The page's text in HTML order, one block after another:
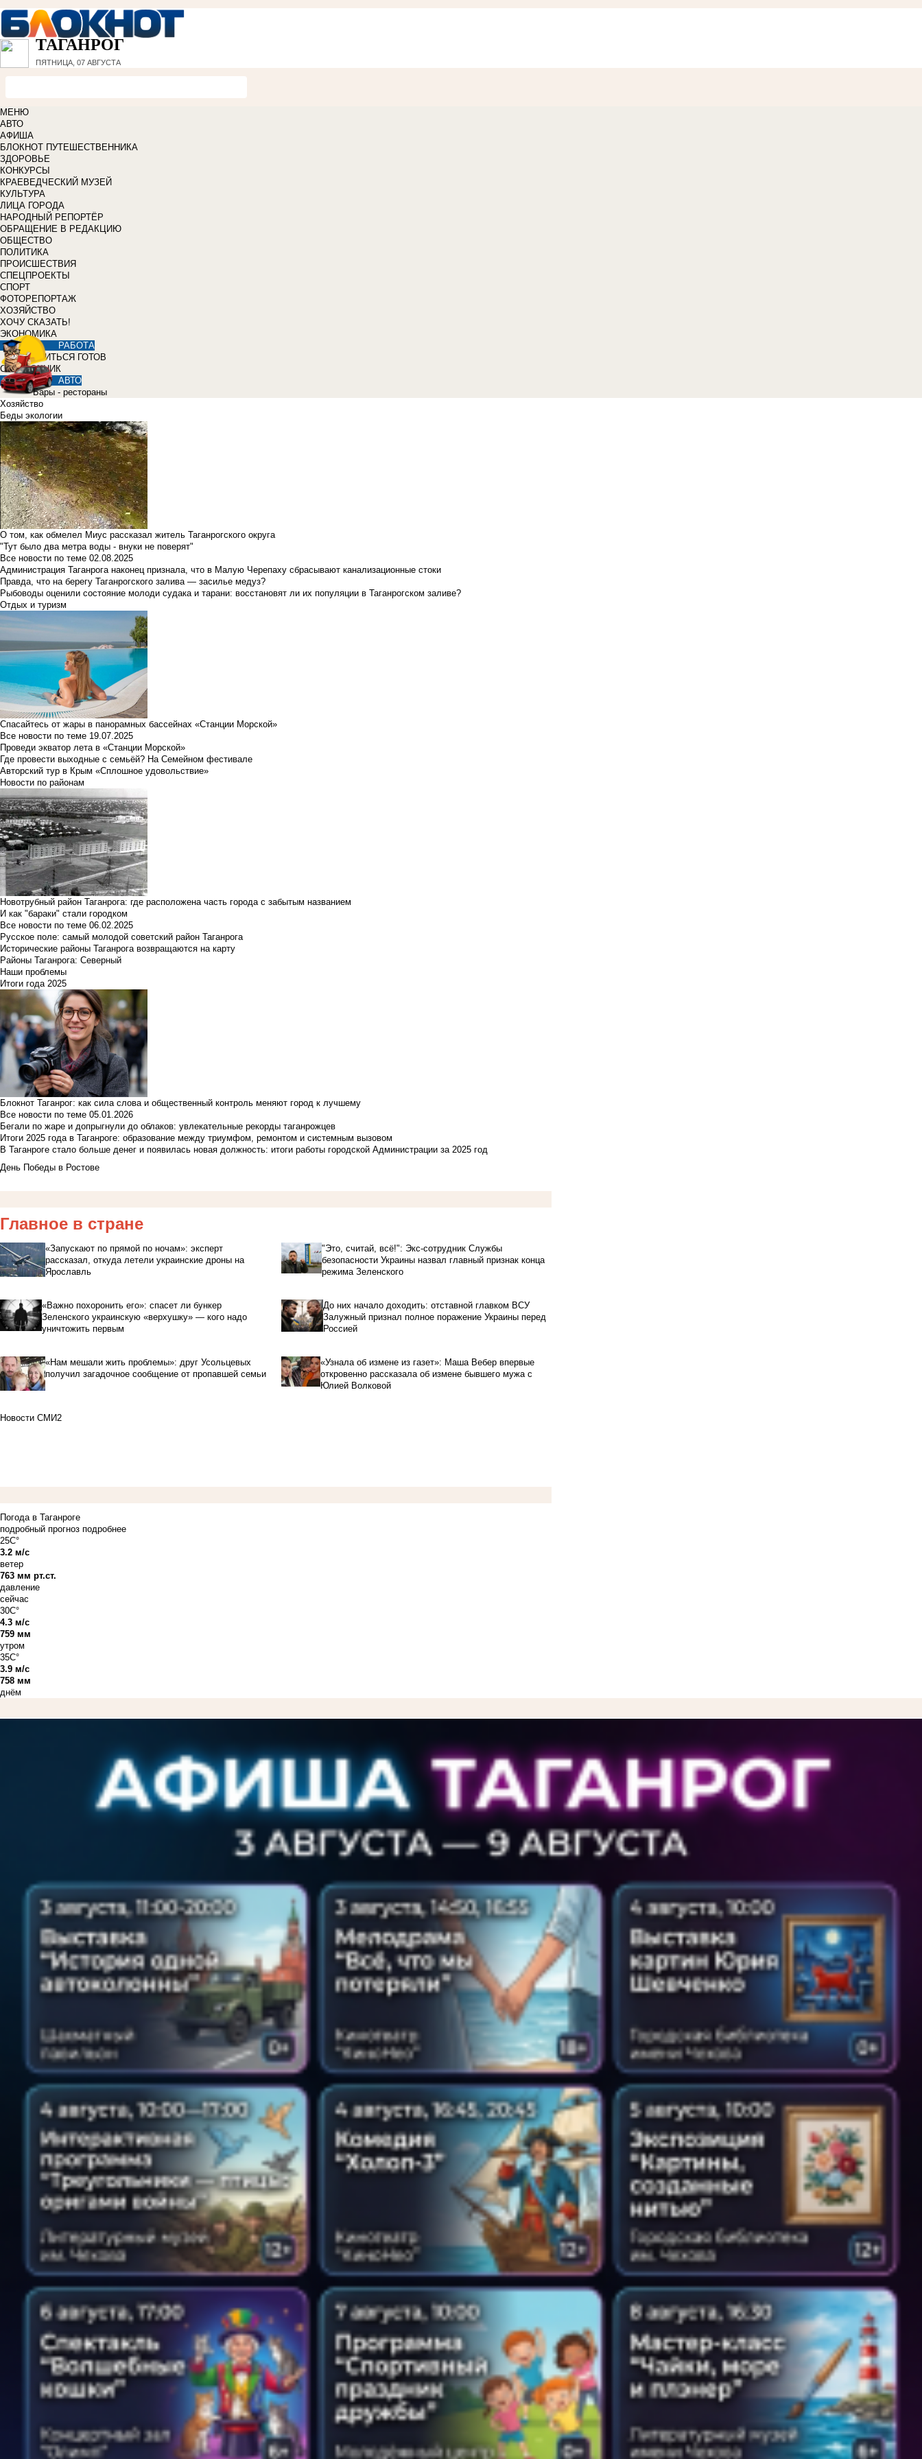
ТАГАНРОГ
ПЯТНИЦА, 07 АВГУСТА
МЕНЮ
АВТО
АФИША
БЛОКНОТ ПУТЕШЕСТВЕННИКА
ЗДОРОВЬЕ
КОНКУРСЫ
КРАЕВЕДЧЕСКИЙ МУЗЕЙ
КУЛЬТУРА
ЛИЦА ГОРОДА
НАРОДНЫЙ РЕПОРТЁР
ОБРАЩЕНИЕ В РЕДАКЦИЮ
ОБЩЕСТВО
ПОЛИТИКА
ПРОИСШЕСТВИЯ
СПЕЦПРОЕКТЫ
СПОРТ
ФОТОРЕПОРТАЖ
ХОЗЯЙСТВО
ХОЧУ СКАЗАТЬ!
ЭКОНОМИКА
РАБОТА
УЧИТЬСЯ ГОТОВ
СПРАВОЧНИК
АВТО
Бары - рестораны
Хозяйство
Беды экологии
О том, как обмелел Миус рассказал житель Таганрогского округа
"Тут было два метра воды - внуки не поверят"
Все новости по теме 02.08.2025
Администрация Таганрога наконец признала, что в Малую Черепаху сбрасывают канализационные стоки
Правда, что на берегу Таганрогского залива — засилье медуз?
Рыбоводы оценили состояние молоди судака и тарани: восстановят ли их популяции в Таганрогском заливе?
Отдых и туризм
Спасайтесь от жары в панорамных бассейнах «Станции Морской»
Все новости по теме 19.07.2025
Проведи экватор лета в «Станции Морской»
Где провести выходные с семьёй? На Семейном фестивале
Авторский тур в Крым «Сплошное удовольствие»
Новости по районам
Новотрубный район Таганрога: где расположена часть города с забытым названием
И как "бараки" стали городком
Все новости по теме 06.02.2025
Русское поле: самый молодой советский район Таганрога
Исторические районы Таганрога возвращаются на карту
Районы Таганрога: Северный
Наши проблемы
Итоги года 2025
Блокнот Таганрог: как сила слова и общественный контроль меняют город к лучшему
Все новости по теме 05.01.2026
Бегали по жаре и допрыгнули до облаков: увлекательные рекорды таганрожцев
Итоги 2025 года в Таганроге: образование между триумфом, ремонтом и системным вызовом
В Таганроге стало больше денег и появилась новая должность: итоги работы городской Администрации за 2025 год
День Победы в Ростове
Главное в стране
«Запускают по прямой по ночам»: эксперт
рассказал, откуда летели украинские дроны на
Ярославль
"Это, считай, всё!": Экс-сотрудник Службы
безопасности Украины назвал главный признак конца
режима Зеленского
«Важно похоронить его»: спасет ли бункер
Зеленского украинскую «верхушку» — кого надо
уничтожить первым
До них начало доходить: отставной главком ВСУ
Залужный признал полное поражение Украины перед
Россией
«Нам мешали жить проблемы»: друг Усольцевых
получил загадочное сообщение от пропавшей семьи
«Узнала об измене из газет»: Маша Вебер впервые
откровенно рассказала об измене бывшего мужа с
Юлией Волковой
Новости СМИ2
Погода в Таганроге
подробный прогноз подробнее
25C°
3.2 м/с
ветер
763 мм рт.ст.
давление
сейчас
30C°
4.3 м/с
759 мм
утром
35C°
3.9 м/с
758 мм
днём